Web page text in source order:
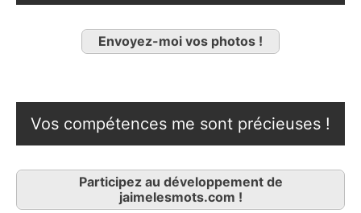
Envoyez-moi vos photos !
Vos compétences me sont précieuses !
Participez au développement de
jaimelesmots.com !